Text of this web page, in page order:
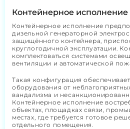
Контейнерное исполнение
Контейнерное исполнение
дизельной генераторной
защищённого контейнера,
круглогодичной эксплуатации.
комплектоваться системами
вентиляции и автоматической
Такая конфигурация
оборудования от
вандализма и
Контейнерное исполнение
объектах, площадках связи,
местах, где требуется готовое
отдельного помещения.